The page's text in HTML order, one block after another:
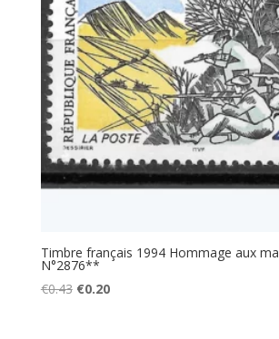
Timbre français 1994 Hommage aux
N°2876**
€0.43 Le
€0.20Le